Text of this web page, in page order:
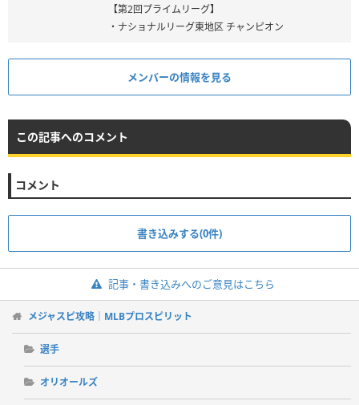
【第2回プライムリーグ】
・ナショナルリーグ東地区 チャンピオン
メンバーの情報を見る
この記事へのコメント
コメント
書き込みする(0件)
記事・書き込みへのご意見はこちら
メジャスピ攻略｜MLBプロスピリット
選手
オリオールズ